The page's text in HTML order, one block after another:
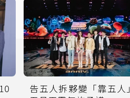
告五人拆夥變「靠五人」